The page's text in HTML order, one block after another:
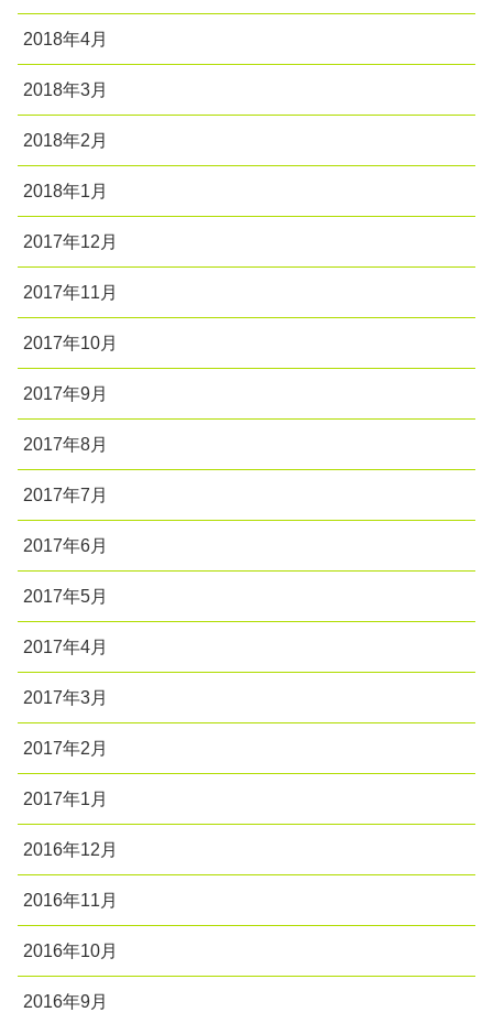
2018年4月
2018年3月
2018年2月
2018年1月
2017年12月
2017年11月
2017年10月
2017年9月
2017年8月
2017年7月
2017年6月
2017年5月
2017年4月
2017年3月
2017年2月
2017年1月
2016年12月
2016年11月
2016年10月
2016年9月